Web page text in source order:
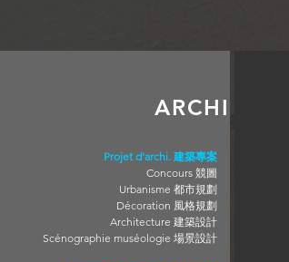
ARCHI
Projet d'archi. 建築專案
Concours 競圖
Urbanisme 都市規劃
Décoration 風格規劃
Architecture 建築設計
Scénographie muséologie 場景設計